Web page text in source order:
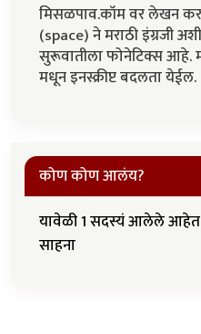
मिसळपाव.कॉम वर लेखन
(space) ने मराठी इंग्रजी
सुरूवातीला फोनेटिक्स आहे.
मधून इनस्क्रीप्ट बदलता येईल.
कोण कोण आलंय?
यावेळी 1 सदस्यं आलेले
साहना